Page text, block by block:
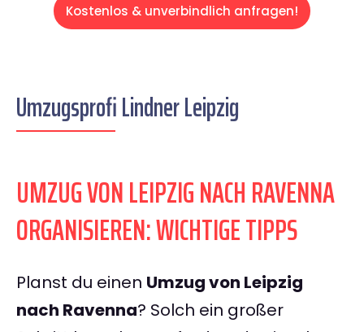
Kostenlos & unverbindlich anfragen!
Umzugsprofi Lindner Leipzig
UMZUG VON LEIPZIG NACH RAVENNA
ORGANISIEREN: WICHTIGE TIPPS
Planst du einen Umzug von Leipzig
nach Ravenna? Solch ein großer